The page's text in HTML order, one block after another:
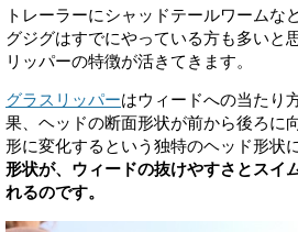
トレーラーにシャッドテールワームな
グジグはすでにやっている方も多いと
リッパーの特徴が活きてきます。
グラスリッパーはウィードへの当たり
果、ヘッドの断面形状が前から後ろに
形に変化するという独特のヘッド形状
形状が、ウィードの抜けやすさとスイ
れるのです。